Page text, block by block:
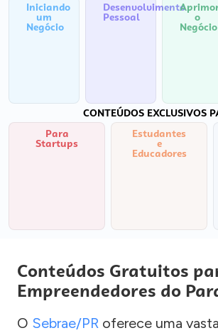
Iniciando
um
Negócio
Desenvolvimento
Pessoal o
Negócio
CONTEÚDOS EXCLUSIVOS
Para
Startups
Estudantes
e
Educadores
Conteúdos Gratuitos
Empreendedores do
O Sebrae/PR oferece uma